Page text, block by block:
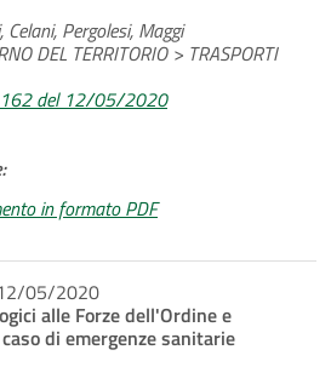
Celani, Pergolesi, Maggi
DEL TERRITORIO > TRASPORTI
del 12/05/2020
in formato PDF
05/2020
alle Forze dell'Ordine e
di emergenze sanitarie